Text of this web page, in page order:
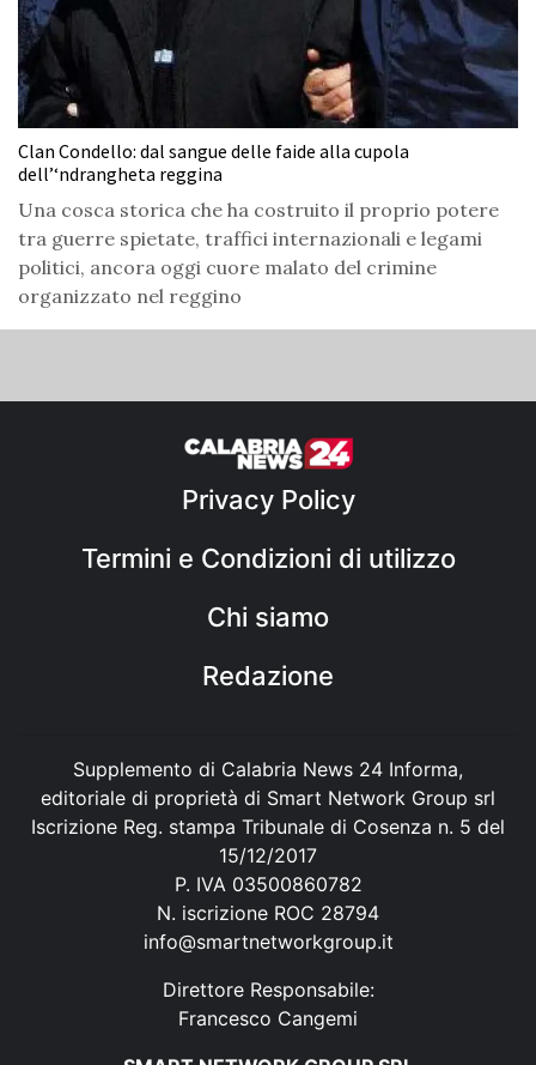
Clan Condello: dal sangue delle faide alla cupola
dell’‘ndrangheta reggina
Una cosca storica che ha costruito il proprio potere
tra guerre spietate, traffici internazionali e legami
politici, ancora oggi cuore malato del crimine
organizzato nel reggino
Privacy Policy
Termini e Condizioni di utilizzo
Chi siamo
Redazione
Supplemento di Calabria News 24 Informa,
editoriale di proprietà di Smart Network Group srl
Iscrizione Reg. stampa Tribunale di Cosenza n. 5 del
15/12/2017
P. IVA 03500860782
N. iscrizione ROC 28794
info@smartnetworkgroup.it
Direttore Responsabile:
Francesco Cangemi